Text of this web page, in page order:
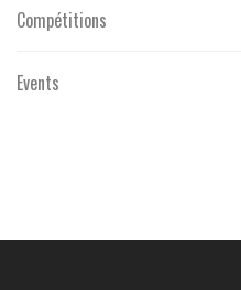
Compétitions
Events